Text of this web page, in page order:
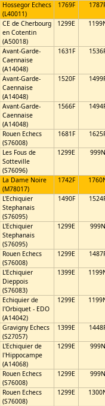
Hossegor Echecs
(L40011)
1769F
CE de Cherbourg
en Cotentin
(A50018)
1299E
Avant-Garde-
Caennaise
(A14048)
1631F
Avant-Garde-
Caennaise
(A14048)
1520F
Avant-Garde-
Caennaise
(A14048)
1566F
Rouen Echecs
(S76008)
1681F
Les Fous de
Sotteville
(S76096)
1299E 999N
La Dame Noire
(M78017)
1742F
L'Echiquier
Stephanais
(S76095)
1490F
L'Echiquier
Stephanais
(S76095)
1299E 999N
Rouen Echecs
(S76008)
1299E
L'Echiquier
Dieppois
(S76083)
1399E
Echiquier de
l'Orbiquet - EDO
(A14042)
1299E
Gravigny Echecs
(S27057)
1399E
L'Echiquier de
l'Hippocampe
(A14068)
1299E 999N
Rouen Echecs
(S76008)
1299E 999N
Rouen Echecs
(S76008)
1299E